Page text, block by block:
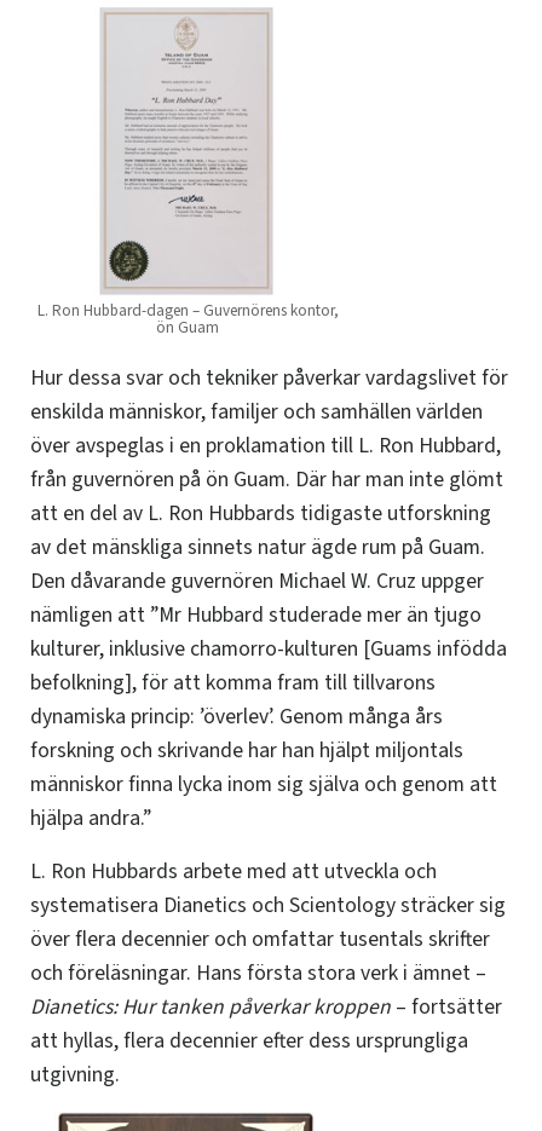
L. Ron Hubbard-dagen – Guvernörens kontor,
ön Guam
Hur dessa svar och tekniker påverkar vardagslivet för
enskilda människor, familjer och samhällen världen
över avspeglas i en proklamation till L. Ron Hubbard,
från guvernören på ön Guam. Där har man inte glömt
att en del av L. Ron Hubbards tidigaste utforskning
av det mänskliga sinnets natur ägde rum på Guam.
Den dåvarande guvernören Michael W. Cruz uppger
nämligen att ”Mr Hubbard studerade mer än tjugo
kulturer, inklusive chamorro-kulturen [Guams infödda
befolkning], för att komma fram till tillvarons
dynamiska princip: ’överlev’. Genom många års
forskning och skrivande har han hjälpt miljontals
människor finna lycka inom sig själva och genom att
hjälpa andra.”
L. Ron Hubbards arbete med att utveckla och
systematisera Dianetics och Scientology sträcker sig
över flera decennier och omfattar tusentals skrifter
och föreläsningar. Hans första stora verk i ämnet –
Dianetics: Hur tanken påverkar kroppen – fortsätter
att hyllas, flera decennier efter dess ursprungliga
utgivning.